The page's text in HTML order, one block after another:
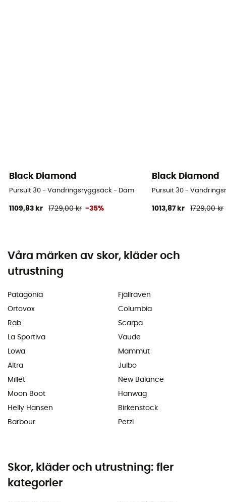
Black Diamond
Pursuit 30 - Vandringsryggsäck - Dam
1109,83 kr 1729,00 kr -35%
Black Diamond
Pursuit 30 -
1013,87 kr 1729,00 kr
Våra märken av skor, kläder och
utrustning
Patagonia
Ortovox
Rab
La Sportiva
Lowa
Altra
Millet
Moon Boot
Helly Hansen
Barbour
Fjällräven
Columbia
Scarpa
Vaude
Mammut
Julbo
New Balance
Hanwag
Birkenstock
Petzl
Skor, kläder och utrustning: fler
kategorier